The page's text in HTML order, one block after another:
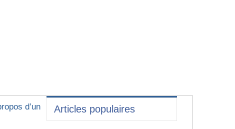
d’un
Articles populaires